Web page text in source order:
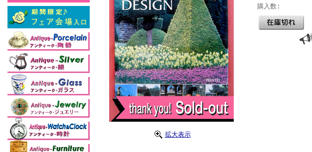
拡大表示
購入数: